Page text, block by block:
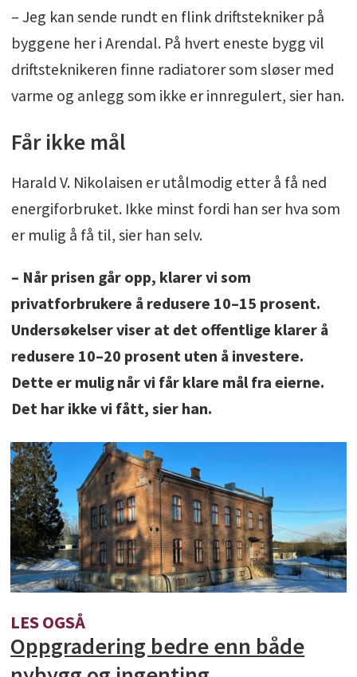
– Jeg kan sende rundt en flink driftstekniker på
byggene her i Arendal. På hvert eneste bygg vil
driftsteknikeren finne radiatorer som sløser med
varme og anlegg som ikke er innregulert, sier han.
Får ikke mål
Harald V. Nikolaisen er utålmodig etter å få ned
energiforbruket. Ikke minst fordi han ser hva som
er mulig å få til, sier han selv.
– Når prisen går opp, klarer vi som
privatforbrukere å redusere 10–15 prosent.
Undersøkelser viser at det offentlige klarer å
redusere 10–20 prosent uten å investere.
Dette er mulig når vi får klare mål fra eierne.
Det har ikke vi fått, sier han.
LES OGSÅ
Oppgradering bedre enn både